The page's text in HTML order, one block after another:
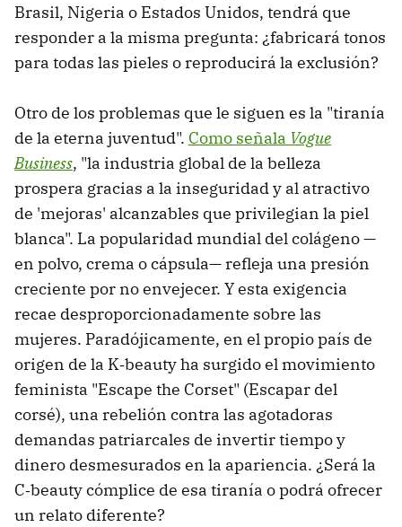
Brasil, Nigeria o Estados Unidos, tendrá que
responder a la misma pregunta: ¿fabricará tonos
para todas las pieles o reproducirá la exclusión?
Otro de los problemas que le siguen es la "tiranía
de la eterna juventud". Como señala Vogue
Business, "la industria global de la belleza
prospera gracias a la inseguridad y al atractivo
de 'mejoras' alcanzables que privilegian la piel
blanca". La popularidad mundial del colágeno —
en polvo, crema o cápsula— refleja una presión
creciente por no envejecer. Y esta exigencia
recae desproporcionadamente sobre las
mujeres. Paradójicamente, en el propio país de
origen de la K‑beauty ha surgido el movimiento
feminista "Escape the Corset" (Escapar del
corsé), una rebelión contra las agotadoras
demandas patriarcales de invertir tiempo y
dinero desmesurados en la apariencia. ¿Será la
C‑beauty cómplice de esa tiranía o podrá ofrecer
un relato diferente?